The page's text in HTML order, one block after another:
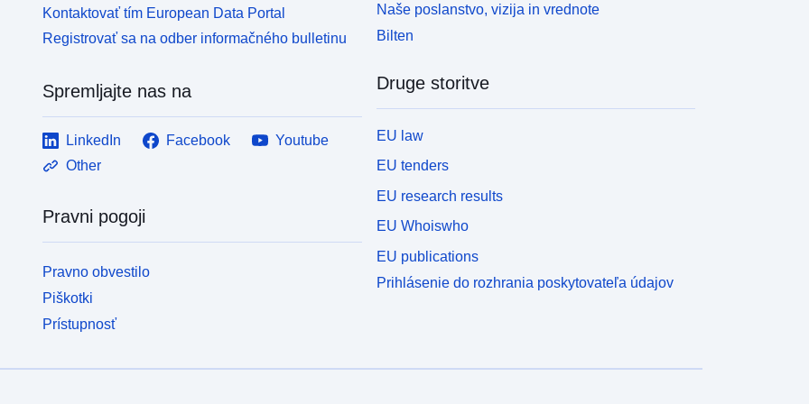
Kontaktovať tím European Data Portal
Registrovať sa na odber informačného bulletinu
Spremljajte nas na
LinkedIn Facebook
Youtube
Other
Pravni pogoji
Pravno obvestilo
Piškotki
Prístupnosť
Naše poslanstvo, vizija in vrednote
Bilten
Druge storitve
EU law
EU tenders
EU research results
EU Whoiswho
EU publications
Prihlásenie do rozhrania poskytovateľa údajov